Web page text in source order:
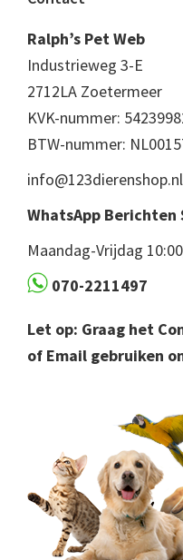
Ralph’s Pet Web
Industrieweg 3-E
2712LA Zoetermeer
KVK-nummer:
BTW-nummer:
info@123dierenshop.nl
WhatsApp Berichten
Maandag-Vrijdag
070-2211497
Let op: Graag het
of Email gebruiken